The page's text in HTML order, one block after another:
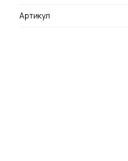
Артикул